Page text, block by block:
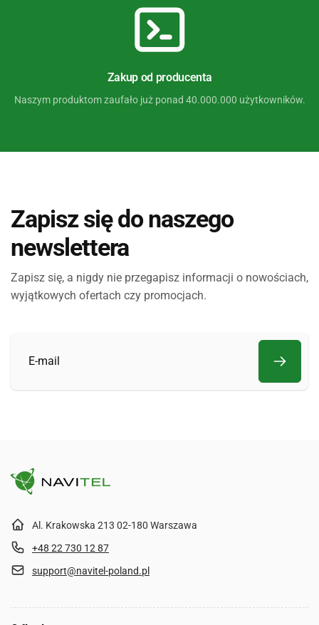
Zakup od producenta
Naszym produktom zaufało już ponad 40.000.000 użytkowników.
Zapisz się do naszego
newslettera
Zapisz się, a nigdy nie przegapisz informacji o nowościach,
wyjątkowych ofertach czy promocjach.
E-
Al. Krakowska 213 02-180 Warszawa
+48 22 730 12 87
support@navitel-poland.pl